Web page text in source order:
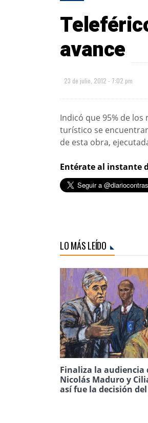
avance
23 de julio, 2012 - 7:02 pm
Indicó que 95% de
turístico se
de esta obra,
Entérate al instante
LO MÁS LEÍDO
Finaliza la audiencia
Nicolás Maduro y
así fue la decisión